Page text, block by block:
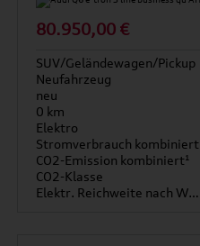
80.950,00 €
SUV/Geländewagen/Pickup
Neufahrzeug
neu
0 km
Elektro
Stromverbrauch kombiniert
CO2-Emission kombiniert¹
CO2-Klasse
Elektr. Reichweite nach WLTP*